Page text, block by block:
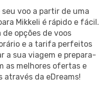
seu voo a partir de uma
Mikkeli é rápido e fácil.
opções de voos
e a tarifa perfeitos
a sua viagem e prepara-
as melhores ofertas e
através da eDreams!